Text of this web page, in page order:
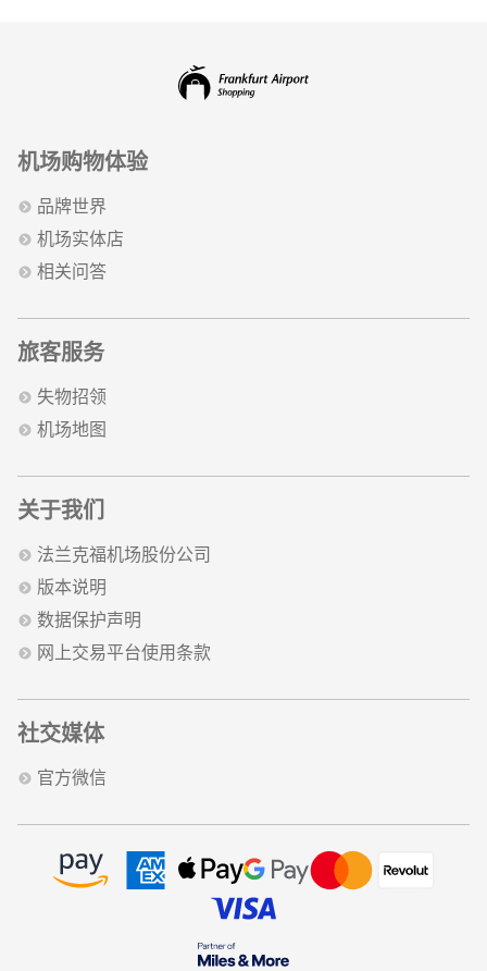
机场购物体验
品牌世界
机场实体店
相关问答
旅客服务
失物招领
机场地图
关于我们
法兰克福机场股份公司
版本说明
数据保护声明
网上交易平台使用条款
社交媒体
官方微信